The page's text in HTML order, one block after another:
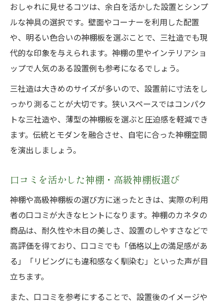
おしゃれに見せるコツは、余白を活かした設置とシンプ
ルな神具の選択です。壁面やコーナーを利用した配置
や、明るい色合いの神棚板を選ぶことで、三社造でも現
代的な印象を与えられます。神棚の里やインテリアショ
ップで人気のある設置例も参考になるでしょう。
三社造は大きめのサイズが多いので、設置前に寸法をし
っかり測ることが大切です。狭いスペースではコンパク
トな三社造や、薄型の神棚板を選ぶと圧迫感を軽減でき
ます。伝統とモダンを融合させ、自宅に合った神棚空間
を演出しましょう。
口コミを活かした神棚・高級神棚板選び
神棚や高級神棚板の選び方に迷ったときは、実際の利用
者の口コミが大きなヒントになります。神棚のカネタの
商品は、耐久性や木目の美しさ、設置のしやすさなどで
高評価を得ており、口コミでも「価格以上の満足感があ
る」「リビングにも違和感なく馴染む」といった声が目
立ちます。
また、口コミを参考にすることで、設置後のイメージや